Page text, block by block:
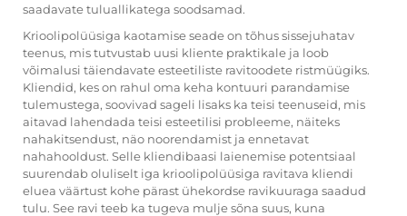
saadavate tuluallikatega soodsamad.
Krioolipolüüsiga kaotamise seade on tõhus sissejuhatav
teenus, mis tutvustab uusi kliente praktikale ja loob
võimalusi täiendavate esteetiliste ravitoodete ristmüügiks.
Kliendid, kes on rahul oma keha kontuuri parandamise
tulemustega, soovivad sageli lisaks ka teisi teenuseid, mis
aitavad lahendada teisi esteetilisi probleeme, näiteks
nahakitsendust, näo noorendamist ja ennetavat
nahahooldust. Selle kliendibaasi laienemise potentsiaal
suurendab oluliselt iga krioolipolüüsiga ravitava kliendi
eluea väärtust kohe pärast ühekordse ravikuuraga saadud
tulu. See ravi teeb ka tugeva mulje sõna suus, kuna